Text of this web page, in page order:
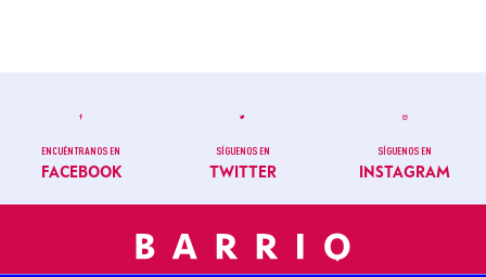
ENCUÉNTRANOS EN
FACEBOOK
SÍGUENOS EN
TWITTER
SÍGUENOS EN
INSTAGRAM